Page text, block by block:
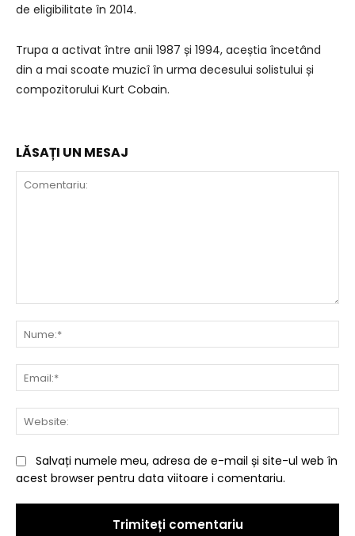
de eligibilitate în 2014.
Trupa a activat între anii 1987 și 1994, aceștia încetând
din a mai scoate muzicî în urma decesului solistului și
compozitorului Kurt Cobain.
LĂSAȚI UN MESAJ
Salvați numele meu, adresa de e-mail și site-ul web în
acest browser pentru data viitoare i comentariu.